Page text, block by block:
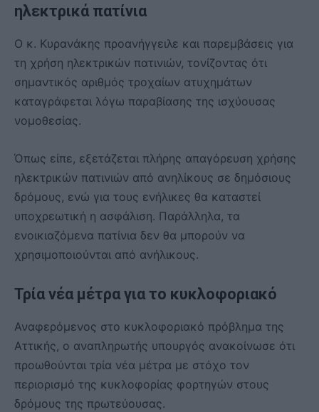
ηλεκτρικά πατίνια
Ο κ. Κυρανάκης προανήγγειλε και παρεμβάσεις για
τη χρήση ηλεκτρικών πατινιών, τονίζοντας ότι
σημαντικός αριθμός τροχαίων ατυχημάτων
καταγράφεται λόγω παραβίασης της ισχύουσας
νομοθεσίας.
Όπως είπε, εξετάζεται πλήρης απαγόρευση χρήσης
ηλεκτρικών πατινιών από ανηλίκους σε δημόσιους
δρόμους, ενώ για τους ενήλικες θα καταστεί
υποχρεωτική η ασφάλιση. Παράλληλα, τα
ενοικιαζόμενα πατίνια δεν θα μπορούν να
χρησιμοποιούνται από ανήλικους.
Τρία νέα μέτρα για το κυκλοφοριακό
Αναφερόμενος στο κυκλοφοριακό πρόβλημα της
Αττικής, ο αναπληρωτής υπουργός ανακοίνωσε ότι
προωθούνται τρία νέα μέτρα με στόχο τον
περιορισμό της κυκλοφορίας φορτηγών στους
δρόμους της πρωτεύουσας.